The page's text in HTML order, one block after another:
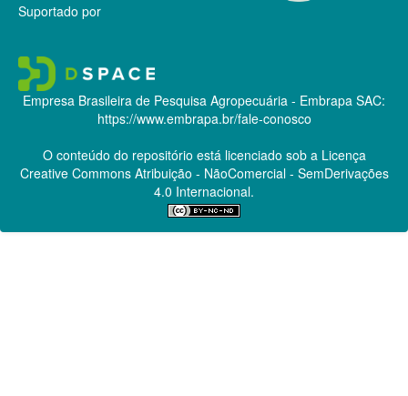
Suportado por
Empresa Brasileira de Pesquisa Agropecuária - Embrapa SAC:
https://www.embrapa.br/fale-conosco
O conteúdo do repositório está licenciado sob a Licença
Creative CommonsAtribuição - NãoComercial - SemDerivações
4.0 Internacional.